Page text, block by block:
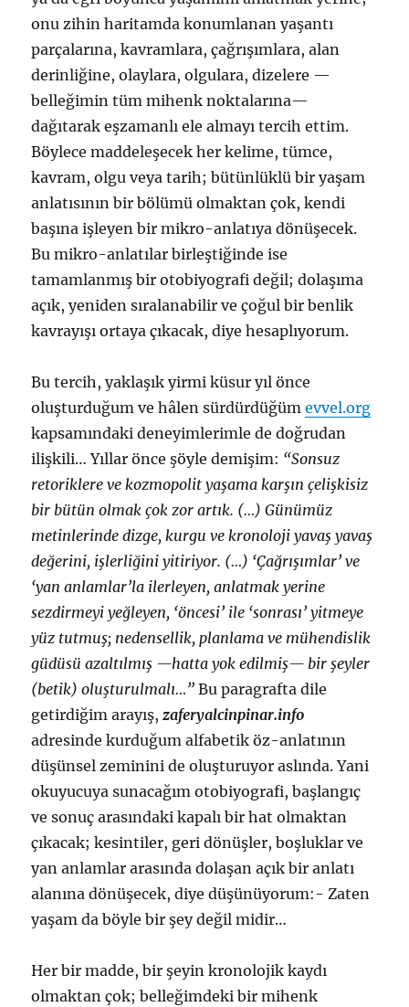
onu zihin haritamda konumlanan yaşantı
parçalarına, kavramlara, çağrışımlara, alan
derinliğine, olaylara, olgulara, dizelere —
belleğimin tüm mihenk noktalarına—
dağıtarak eşzamanlı ele almayı tercih ettim.
Böylece maddeleşecek her kelime, tümce,
kavram, olgu veya tarih; bütünlüklü bir yaşam
anlatısının bir bölümü olmaktan çok, kendi
başına işleyen bir mikro-anlatıya dönüşecek.
Bu mikro-anlatılar birleştiğinde ise
tamamlanmış bir otobiyografi değil; dolaşıma
açık, yeniden sıralanabilir ve çoğul bir benlik
kavrayışı ortaya çıkacak, diye hesaplıyorum.
Bu tercih, yaklaşık yirmi küsur yıl önce
oluşturduğum ve hâlen sürdürdüğümevvel.org
kapsamındaki deneyimlerimle de doğrudan
ilişkili… Yıllar önce şöyle demişim: “Sonsuz
retoriklere ve kozmopolit yaşama karşın çelişkisiz
bir bütün olmak çok zor artık. (…) Günümüz
metinlerinde dizge, kurgu ve kronoloji yavaş yavaş
değerini, işlerliğini yitiriyor. (…) ‘Çağrışımlar’ ve
‘yan anlamlar’la ilerleyen, anlatmak yerine
sezdirmeyi yeğleyen, ‘öncesi’ ile ‘sonrası’ yitmeye
yüz tutmuş; nedensellik, planlama ve mühendislik
güdüsü azaltılmış —hatta yok edilmiş— bir şeyler
(betik) oluşturulmalı…” Bu paragrafta dile
getirdiğim arayış,zaferyalcinpinar.info
adresinde kurduğum alfabetik öz-anlatının
düşünsel zeminini de oluşturuyor aslında. Yani
okuyucuya sunacağım otobiyografi, başlangıç
ve sonuç arasındaki kapalı bir hat olmaktan
çıkacak; kesintiler, geri dönüşler, boşluklar ve
yan anlamlar arasında dolaşan açık bir anlatı
alanına dönüşecek, diye düşünüyorum:- Zaten
yaşam da böyle bir şey değil midir…
Her bir madde, bir şeyin kronolojik kaydı
olmaktan çok; belleğimdeki bir mihenk